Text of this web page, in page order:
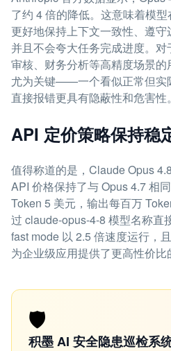
了约 4 倍的降低。这意味着模
更好地保持上下文一致性、遵守
并且不会夸大任务完成进度。
审核、财务分析等高精度场景
尤为关键——一个看似正常但实
直接报错更具有隐蔽性和危害性。
API 定价策略保持稳
值得称道的是，Claude Opus
API 价格保持了与 Opus 4.7 相
Token 5 美元，输出每百万
过 claude-opus-4-8 模型名称直
fast mode 以 2.5 倍速度运行，
为企业级应用提供了更高性价比
🛡️
积墨 AI 安全隐患巡检系